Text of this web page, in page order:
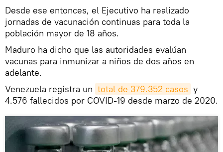
Desde ese entonces, el Ejecutivo ha realizado
jornadas de vacunación continuas para toda la
población mayor de 18 años.
Maduro ha dicho que las autoridades evalúan
vacunas para inmunizar a niños de dos años en
adelante.
Venezuela registra un total de 379.352 casos y
4.576 fallecidos por COVID-19 desde marzo de 2020.